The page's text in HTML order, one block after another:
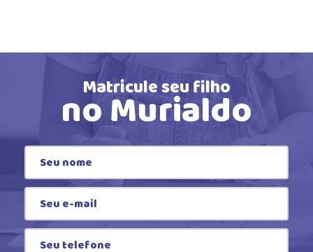
Matricule seu filho
no Murialdo